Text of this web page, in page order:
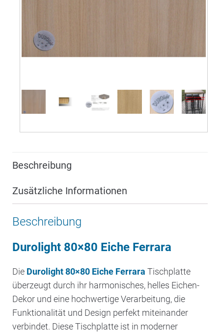
Beschreibung
Zusätzliche Informationen
Beschreibung
Durolight 80×80 Eiche Ferrara
Die Durolight 80×80 Eiche Ferrara Tischplatte
überzeugt durch ihr harmonisches, helles Eichen-
Dekor und eine hochwertige Verarbeitung, die
Funktionalität und Design perfekt miteinander
verbindet. Diese Tischplatte ist in moderner